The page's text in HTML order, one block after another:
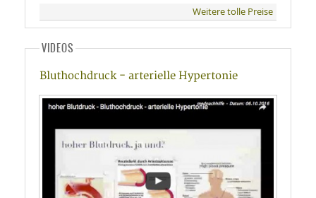
Weitere tolle Preise
VIDEOS
Bluthochdruck - arterielle Hypertonie